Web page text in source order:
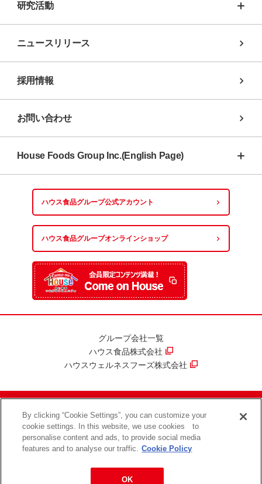
研究活動
ニュースリリース
採用情報
お問い合わせ
House Foods Group Inc.(English Page)
ハウス食品グループ公式アカウント
ハウス食品グループオンラインショップ
グループ会社一覧
ハウス食品株式会社
ハウスウェルネスフーズ株式会社
ハウス食品グループ情報セキュリティ方針
プライバシーポリシー
ソーシャルメディアポリシー
サイトのご利用について
Cookie ポリシー
By clicking “Cookie Settings”, you can customize your
cookie settings. In this website, we use cookies to
personalise content and ads, to provide social media
features and to analyse our traffic. Cookie Policy
OK